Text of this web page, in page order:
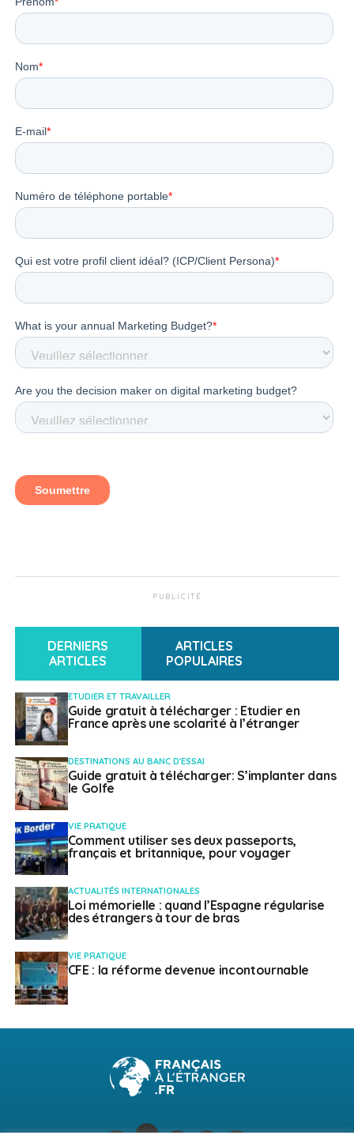
PUBLICITÉ
DERNIERS
ARTICLES
ARTICLES
POPULAIRES
ETUDIER ET TRAVAILLER
Guide gratuit à télécharger : Etudier en
France après une scolarité à l’étranger
DESTINATIONS AU BANC D'ESSAI
Guide gratuit à télécharger: S’implanter dans
le Golfe
VIE PRATIQUE
Comment utiliser ses deux passeports,
français et britannique, pour voyager
ACTUALITÉS INTERNATIONALES
Loi mémorielle : quand l’Espagne régularise
des étrangers à tour de bras
VIE PRATIQUE
CFE : la réforme devenue incontournable